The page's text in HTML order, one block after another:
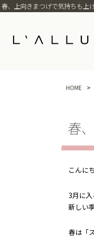
春、上向きまつげで気持ちも上
HOME >
春
こんに
3月に
新しい
春は「